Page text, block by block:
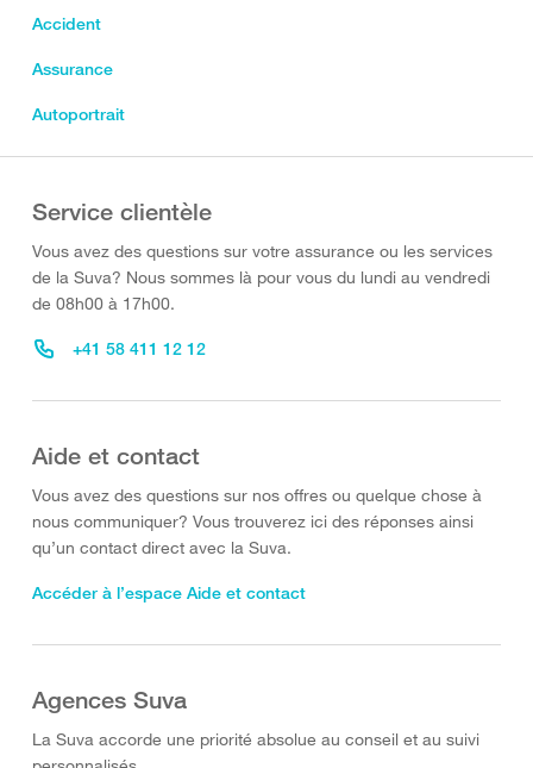
Accident
Assurance
Autoportrait
Service clientèle
Vous avez des questions sur votre assurance ou les services
de la Suva? Nous sommes là pour vous du lundi au vendredi
de 08h00 à 17h00.
+41 58 411 12 12
Aide et contact
Vous avez des questions sur nos offres ou quelque chose à
nous communiquer? Vous trouverez ici des réponses ainsi
qu’un contact direct avec la Suva.
Accéder à l’espace Aide et contact
Agences Suva
La Suva accorde une priorité absolue au conseil et au suivi